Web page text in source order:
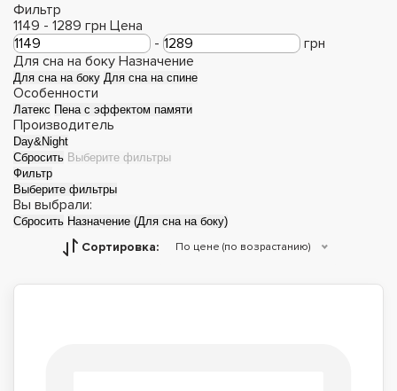
Фильтр
1149 - 1289 грн Цена
-
грн
Для сна на боку Назначение
Для сна на боку Для сна на спине
Особенности
Латекс Пена с эффектом памяти
Производитель
Day&Night
Сбросить Выберите фильтры
Фильтр
Выберите фильтры
Вы выбрали:
Сбросить Назначение (Для сна на боку)
Сортировка: По цене (по возрастанию)